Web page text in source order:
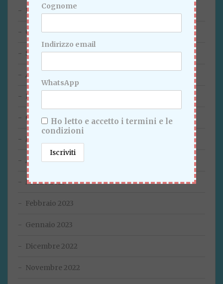
Novembre 2023
Ottobre 2023
Settembre 2023
Agosto 2023
Luglio 2023
Giugno 2023
Maggio 2023
Aprile 2023
Marzo 2023
Febbraio 2023
Gennaio 2023
Dicembre 2022
Novembre 2022
Cognome
Indirizzo email
WhatsApp
Ho letto e accetto i termini e le
condizioni